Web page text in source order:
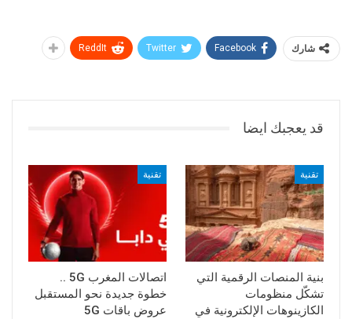
شارك Facebook
Twitter
ReddIt
قد يعجبك ايضا
تقنية
بنية المنصات الرقمية التي
تشكّل منظومات
الكازينوهات الإلكترونية في
تقنية
اتصالات المغرب 5G ..
خطوة جديدة نحو المستقبل
عروض باقات 5G